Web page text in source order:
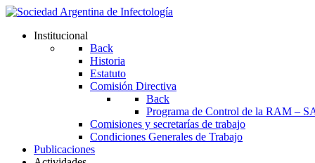
Institucional
Back
Historia
Estatuto
Comisión Directiva
Back
Programa de Control de la RAM –
Comisiones y secretarías de trabajo
Condiciones Generales de Trabajo
Publicaciones